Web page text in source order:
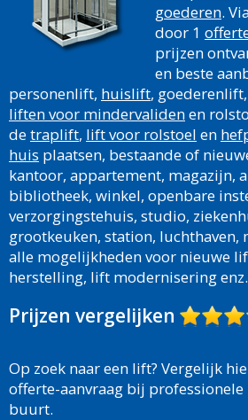
goederen.
door 1
prijzen
en beste
personenlift, huislift,
liften voor mindervalidenen
detraplift, lift voor rolstoel en
huis plaatsen, bestaande of
kantoor, appartement, magazijn,
bibliotheek, winkel, openbare
verzorgingstehuis, studio,
grootkeuken, station, luchthaven,
alle mogelijkheden voor nieuwe
herstelling, lift modernisering
Prijzen vergelijken
Op zoek naar een lift? Vergelijk
offerte-aanvraag bij
buurt.